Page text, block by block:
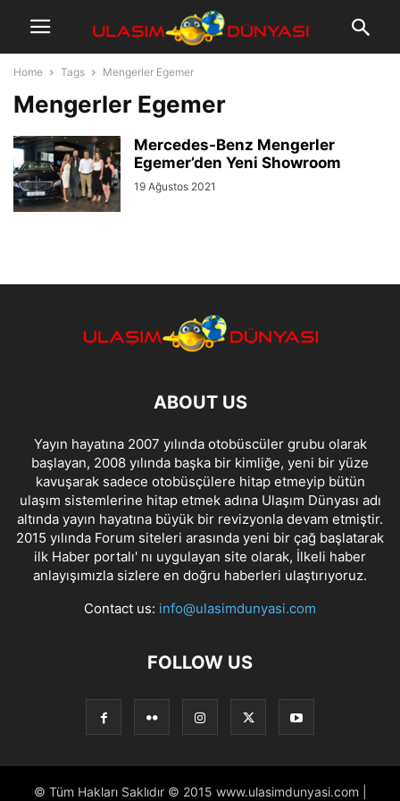
Home Tags Mengerler Egemer
Mengerler Egemer
Mercedes-Benz Mengerler
Egemer’den Yeni Showroom
19 Ağustos 2021
ABOUT US
Yayın hayatına 2007 yılında otobüscüler grubu olarak
başlayan, 2008 yılında başka bir kimliğe, yeni bir yüze
kavuşarak sadece otobüsçülere hitap etmeyip bütün
ulaşım sistemlerine hitap etmek adına Ulaşım Dünyası adı
altında yayın hayatına büyük bir revizyonla devam etmiştir.
2015 yılında Forum siteleri arasında yeni bir çağ başlatarak
ilk Haber portalı' nı uygulayan site olarak, İlkeli haber
anlayışımızla sizlere en doğru haberleri ulaştırıyoruz.
Contact us: info@ulasimdunyasi.com
FOLLOW US
© Tüm Hakları Saklıdır © 2015 www.ulasimdunyasi.com |